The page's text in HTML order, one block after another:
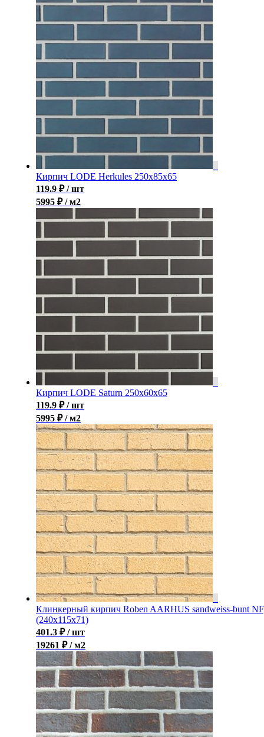
Кирпич LODE Herkules 250x85x65
119.9 ₽ / шт
5995 ₽ / м2
Кирпич LODE Saturn 250x60x65
119.9 ₽ / шт
5995 ₽ / м2
Клинкерный кирпич Roben AARHUS sandweiss-bunt
(240х115х71)
401.3 ₽ / шт
19261 ₽ / м2